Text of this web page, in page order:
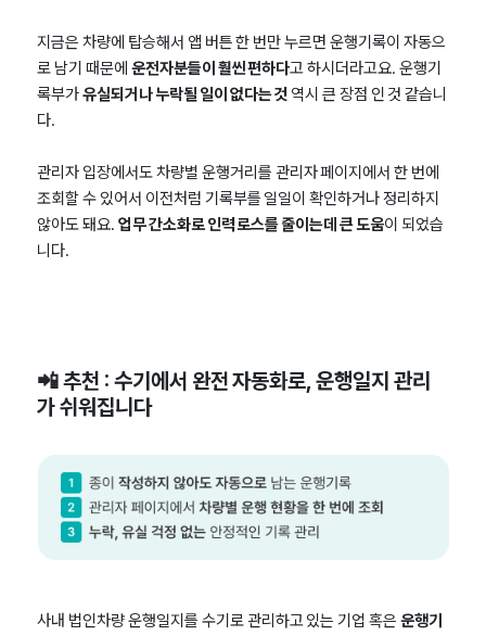
지금은 차량에 탑승해서 앱 버튼 한 번만 누르면 운행기록이 자동으
로 남기 때문에 운전자분들이 훨씬 편하다고 하시더라고요. 운행기
록부가유실되거나 누락될 일이 없다는 것 역시 큰 장점 인 것 같습니
다.
관리자 입장에서도 차량별 운행거리를 관리자 페이지에서 한 번에
조회할 수 있어서 이전처럼 기록부를 일일이 확인하거나 정리하지
않아도 돼요.업무 간소화로 인력 로스를 줄이는데 큰 도움이 되었습
니다.
📲 추천 : 수기에서 완전 자동화로, 운행일지 관리
가 쉬워집니다
사내 법인차량 운행일지를 수기로 관리하고 있는 기업 혹은 운행기